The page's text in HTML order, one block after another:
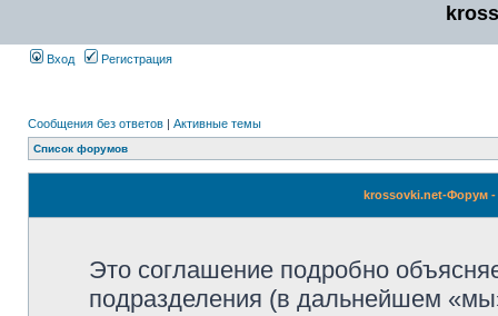
Вход Регистрация
Сообщения без ответов | Активные темы
Список форумов
krossovki.net-Форум
Это соглашение подробно
подразделения (в дальнейшем